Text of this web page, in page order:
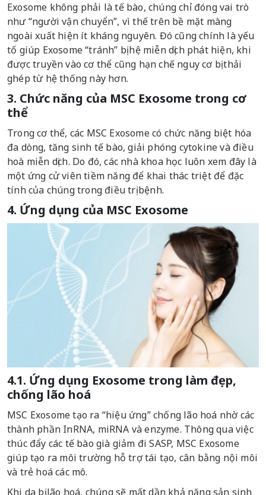
Exosome không phải là tế bào, chúng chỉ đóng vai trò
như “người vận chuyển”, vì thế trên bề mặt màng
ngoài xuất hiện ít kháng nguyên. Đó cũng chính là yếu
tố giúp Exosome “tránh” bị hệ miễn dịch phát hiện, khi
được truyền vào cơ thể cũng hạn chế nguy cơ bị thải
ghép từ hệ thống này hơn.
3. Chức năng của MSC Exosome trong cơ
thể
Trong cơ thể, các MSC Exosome có chức năng biệt hóa
đa dòng, tăng sinh tế bào, giải phóng cytokine và điều
hoà miễn dịch. Do đó, các nhà khoa học luôn xem đây là
một ứng cử viên tiềm năng để khai thác triệt để đặc
tính của chúng trong điều trị bệnh.
4. Ứng dụng của MSC Exosome
4.1. Ứng dụng Exosome trong làm đẹp,
chống lão hoá
MSC Exosome tạo ra “hiệu ứng” chống lão hoá nhờ các
thành phần InRNA, miRNA và enzyme. Thông qua việc
thúc đẩy các tế bào già giảm đi SASP, MSC Exosome
giúp tạo ra môi trường hỗ trợ tái tạo, cân bằng nội môi
và trẻ hoá các mô.
Khi da bị lão hoá, chúng sẽ mất dần khả năng sản sinh